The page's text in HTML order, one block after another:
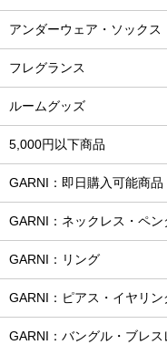
アンダーウェア・ソックス
フレグランス
ルームグッズ
5,000円以下商品
GARNI：即日購入可能商品
GARNI：ネックレス・ペン
GARNI：リング
GARNI：ピアス・イヤリ
GARNI：バングル・ブレ